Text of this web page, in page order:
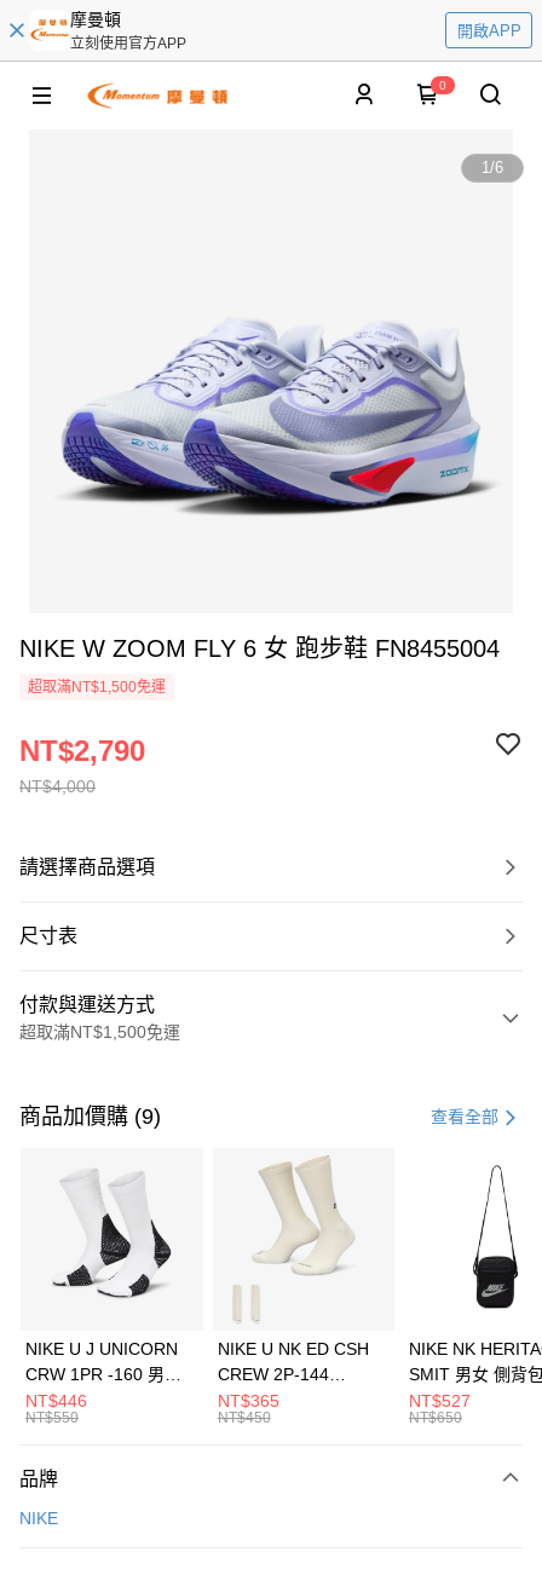
摩曼頓
立刻使用官方APP
開啟APP
0
1/6
NIKE W ZOOM FLY 6 女 跑步鞋 FN8455004
超取滿NT$1,500免運
NT$4,000
NT$2,790
請選擇商品選項
尺寸表
付款與運送方式
超取滿NT$1,500免運
信用卡一次付款
3 期 0 利率 每期 21家銀行
合作金庫商業銀行
第一商業銀行
華南商業銀行
彰化商業銀行
上海商業儲蓄銀行
元大商業銀行
台灣樂天信用卡公司
Apple Pay
全盈+PAY
AFTEE先享後付
【關於「AFTEE先享後付」】
便利好安心！
運送方式
商品加價購 (9) 查看全部
NIKE U J UNICORN
CRW 1PR -160 男女
中統襪 FZ3393100
NT$446
NT$550
NIKE U NK ED CSH
CREW 2P-144
EMBRDY 男女 短統襪
FZ3073133
NT$365
NT$450
NIKE NK
SMIT 男女 側背
BA5871010
NT$527
NT$650
品牌
NIKE